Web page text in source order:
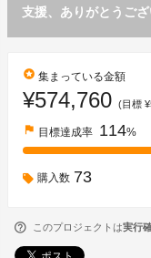
支援、ありがとうござ
stars 集まっている金額
¥574,760 (目標
flag 目標達成率 114%
購入数 73
このプロジェクトは実行